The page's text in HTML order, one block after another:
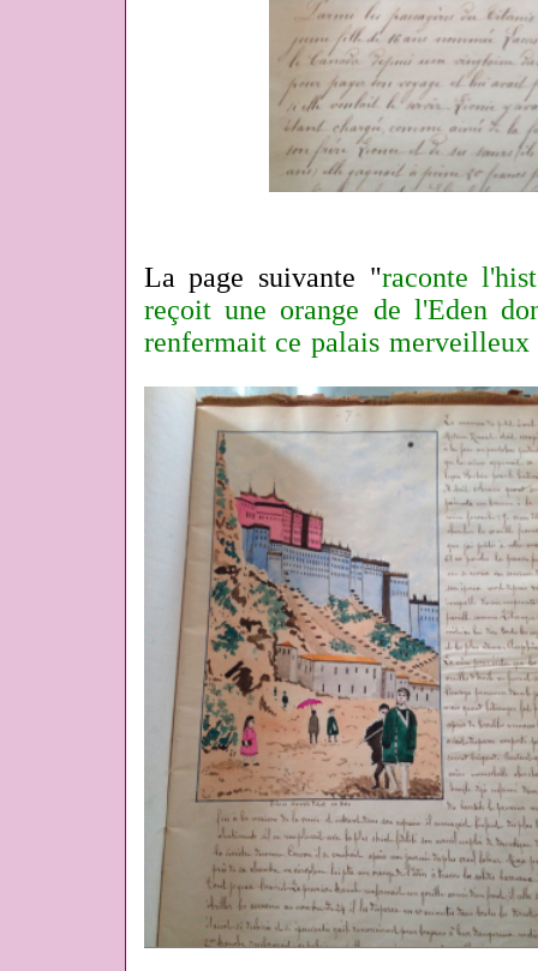
La page suivante "raconte
reçoit une orange de l'Eden
renfermait ce palais